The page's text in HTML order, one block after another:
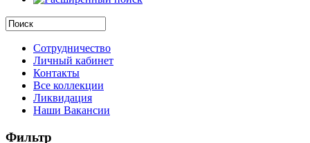
Сотрудничество
Личный кабинет
Контакты
Все коллекции
Ликвидация
Наши Вакансии
Фильтр